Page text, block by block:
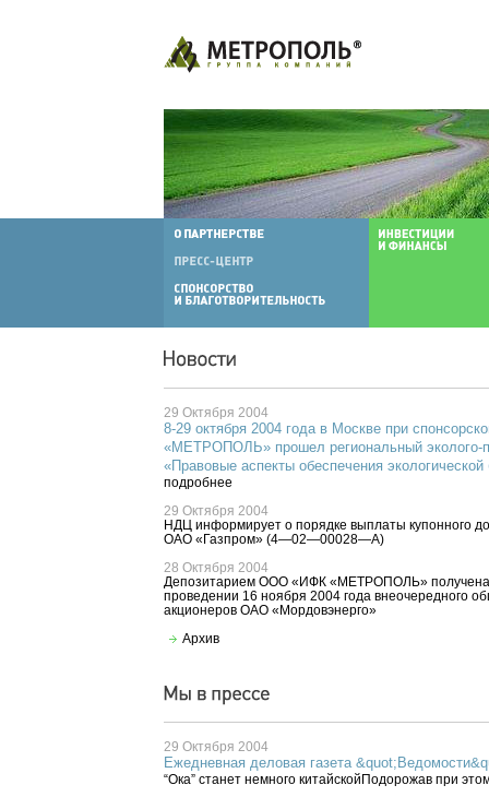
29 Октября 2004
8-29 октября 2004 года в Москве при
«МЕТРОПОЛЬ» прошел региональный эколого-
«Правовые аспекты обеспечения экологической
подробнее
29 Октября 2004
НДЦ информирует о порядке выплаты купонного
ОАО «Газпром» (4—02—00028—A)
28 Октября 2004
Депозитарием ООО «ИФК «МЕТРОПОЛЬ»
проведении 16 ноября 2004 года внеочередного
акционеров ОАО «Мордовэнерго»
Архив
29 Октября 2004
Ежедневная деловая газета
“Ока” станет немного китайскойПодорожав при